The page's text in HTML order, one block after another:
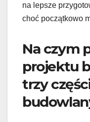
na lepsze
choć początkowo
Na czym
projektu
trzy